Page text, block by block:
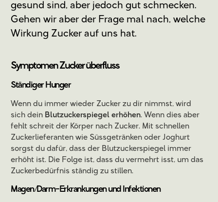
gesund sind, aber jedoch gut schmecken.
Gehen wir aber der Frage mal nach, welche
Wirkung Zucker auf uns hat.
Symptomen Zucker überfluss
Ständiger Hunger
Wenn du immer wieder Zucker zu dir nimmst, wird
sich dein Blutzuckerspiegel erhöhen. Wenn dies aber
fehlt schreit der Körper nach Zucker. Mit schnellen
Zuckerlieferanten wie Süssgetränken oder Joghurt
sorgst du dafür, dass der Blutzuckerspiegel immer
erhöht ist. Die Folge ist, dass du vermehrt isst, um das
Zuckerbedürfnis ständig zu stillen.
Magen/Darm-Erkrankungen und Infektionen